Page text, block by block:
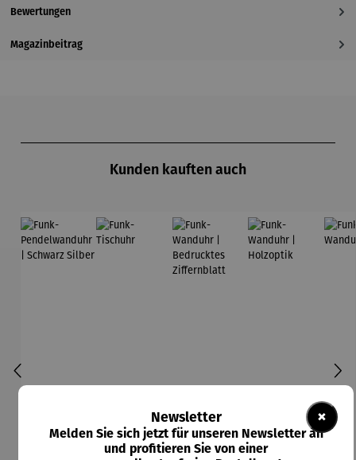
Bewertungen
Magazinbeitrag
Kunden kauften auch
×
Newsletter
Melden Sie sich jetzt für unseren Newsletter an
und profitieren Sie von einer